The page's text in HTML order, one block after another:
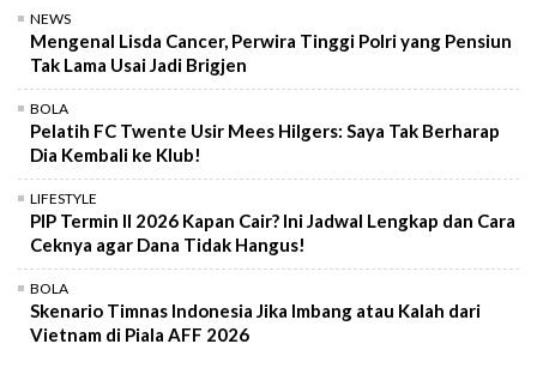
NEWS
Mengenal Lisda Cancer, Perwira Tinggi Polri yang Pensiun
Tak Lama Usai Jadi Brigjen
BOLA
Pelatih FC Twente Usir Mees Hilgers: Saya Tak Berharap
Dia Kembali ke Klub!
LIFESTYLE
PIP Termin II 2026 Kapan Cair? Ini Jadwal Lengkap dan Cara
Ceknya agar Dana Tidak Hangus!
BOLA
Skenario Timnas Indonesia Jika Imbang atau Kalah dari
Vietnam di Piala AFF 2026